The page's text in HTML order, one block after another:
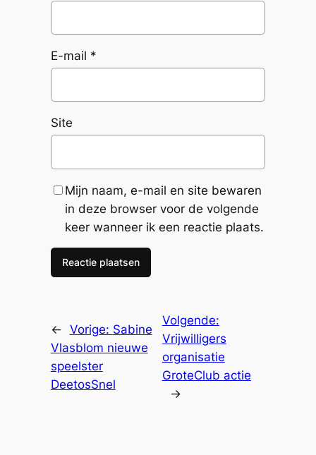
E-mail *
Site
Mijn naam, e-mail en site bewaren
in deze browser voor de volgende
keer wanneer ik een reactie plaats.
← Vorige: Sabine
Vlasblom nieuwe
speelster
DeetosSnel
Volgende:
Vrijwilligers
organisatie
GroteClub actie
→